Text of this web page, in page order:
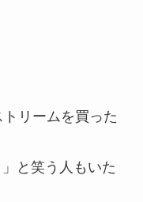
リームを買った
と笑う人もいた